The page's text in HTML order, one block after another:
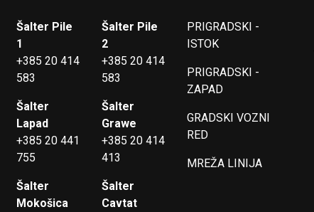
Šalter Pile
1
+385 20 414
583
Šalter Pile
2
+385 20 414
583
Šalter
Lapad
+385 20 441
755
Šalter
Grawe
+385 20 414
413
Šalter
Mokošica
Šalter
Cavtat
PRIGRADSKI -
ISTOK
PRIGRADSKI -
ZAPAD
GRADSKI VOZNI
RED
MREŽA LINIJA